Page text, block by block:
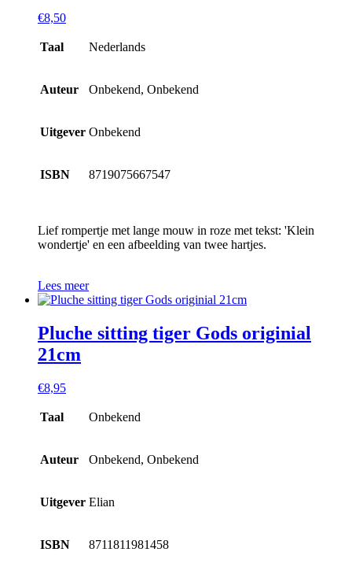
€8,50
Taal Nederlands
Auteur Onbekend, Onbekend
Uitgever Onbekend
ISBN 8719075667547
Lief rompertje met lange mouw in roze met tekst: 'Klein
wondertje' en een afbeelding van twee hartjes.
Lees meer
Pluche sitting tiger Gods originial
21cm
€8,95
Taal Onbekend
Auteur Onbekend, Onbekend
Uitgever Elian
ISBN 8711811981458